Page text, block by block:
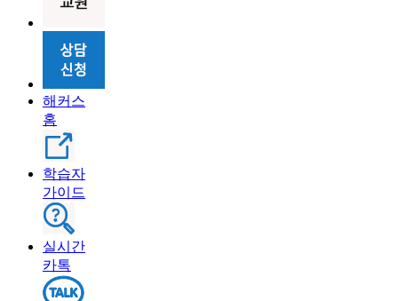
해커스
홈
학습자
가이드
실시간
카톡